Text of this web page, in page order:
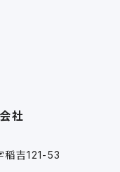
社
稲吉121-53